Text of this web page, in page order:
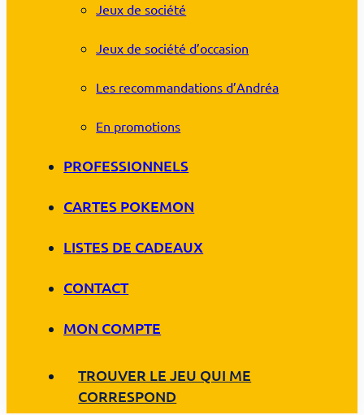
Jeux de société
Jeux de société d’occasion
Les recommandations d’Andréa
En promotions
PROFESSIONNELS
CARTES POKEMON
LISTES DE CADEAUX
CONTACT
MON COMPTE
TROUVER LE JEU QUI ME
CORRESPOND